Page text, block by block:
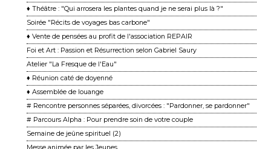
♦ Théâtre : "Qui arrosera les plantes quand je ne serai plus là ?"
Soirée "Récits de voyages bas carbone"
♦ Vente de pensées au profit de l'association REPAIR
Foi et Art : Passion et Résurrection selon Gabriel Saury
Atelier "La Fresque de l'Eau"
♦ Réunion caté de doyenné
♦ Assemblée de louange
# Rencontre personnes séparées, divorcées : "Pardonner, se pardonner"
# Parcours Alpha : Pour prendre soin de votre couple
Semaine de jeûne spirituel (2)